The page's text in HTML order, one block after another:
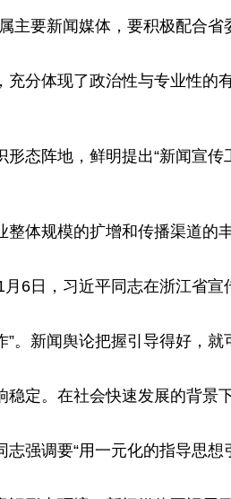
主要新闻媒体，要积极配合
充分体现了政治性与专业性的
形态阵地，鲜明提出“新闻宣
规模的扩增和传播渠道的
6日，习近平同志在浙江省
”。新闻舆论把握引导得好，
稳定。在社会快速发展的背景
志强调要“用一元化的指导思